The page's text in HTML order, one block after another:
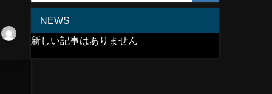
NEWS
新しい記事はありません